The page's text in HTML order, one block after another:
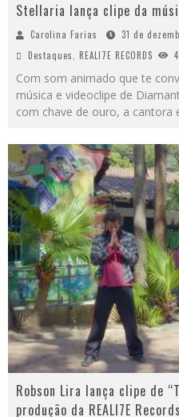
Stellaria lança clipe da
Carolina Farias
31 de
Destaques, REALI7E RECORDS
Com som animado que te
música e videoclipe de
com chave de ouro, a cantora
Robson Lira lança clipe de
produção da REALI7E Records